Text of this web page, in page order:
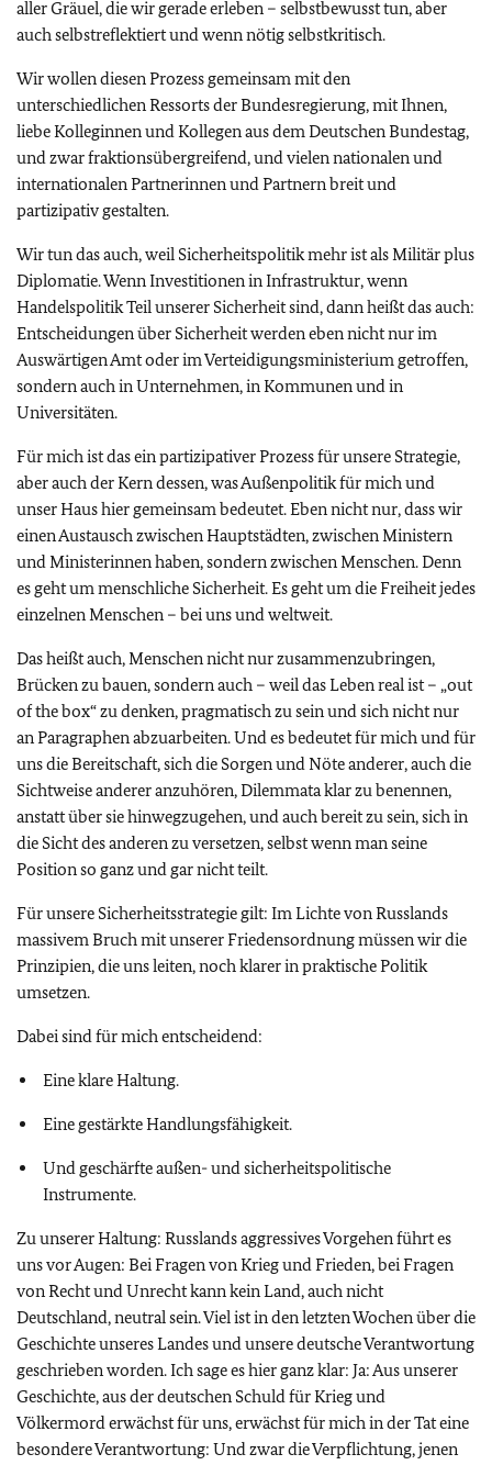
aller Gräuel, die wir gerade erleben – selbstbewusst tun, aber
auch selbstreflektiert und wenn nötig selbstkritisch.
Wir wollen diesen Prozess gemeinsam mit den
unterschiedlichen Ressorts der Bundesregierung, mit Ihnen,
liebe Kolleginnen und Kollegen aus dem Deutschen Bundestag,
und zwar fraktionsübergreifend, und vielen nationalen und
internationalen Partnerinnen und Partnern breit und
partizipativ gestalten.
Wir tun das auch, weil Sicherheitspolitik mehr ist als Militär plus
Diplomatie. Wenn Investitionen in Infrastruktur, wenn
Handelspolitik Teil unserer Sicherheit sind, dann heißt das auch:
Entscheidungen über Sicherheit werden eben nicht nur im
Auswärtigen Amt oder im Verteidigungsministerium getroffen,
sondern auch in Unternehmen, in Kommunen und in
Universitäten.
Für mich ist das ein partizipativer Prozess für unsere Strategie,
aber auch der Kern dessen, was Außenpolitik für mich und
unser Haus hier gemeinsam bedeutet. Eben nicht nur, dass wir
einen Austausch zwischen Hauptstädten, zwischen Ministern
und Ministerinnen haben, sondern zwischen Menschen. Denn
es geht um menschliche Sicherheit. Es geht um die Freiheit jedes
einzelnen Menschen – bei uns und weltweit.
Das heißt auch, Menschen nicht nur zusammenzubringen,
Brücken zu bauen, sondern auch – weil das Leben real ist – „out
of the box“ zu denken, pragmatisch zu sein und sich nicht nur
an Paragraphen abzuarbeiten. Und es bedeutet für mich und für
uns die Bereitschaft, sich die Sorgen und Nöte anderer, auch die
Sichtweise anderer anzuhören, Dilemmata klar zu benennen,
anstatt über sie hinwegzugehen, und auch bereit zu sein, sich in
die Sicht des anderen zu versetzen, selbst wenn man seine
Position so ganz und gar nicht teilt.
Für unsere Sicherheitsstrategie gilt: Im Lichte von Russlands
massivem Bruch mit unserer Friedensordnung müssen wir die
Prinzipien, die uns leiten, noch klarer in praktische Politik
umsetzen.
Dabei sind für mich entscheidend:
Eine klare Haltung.
Eine gestärkte Handlungsfähigkeit.
Und geschärfte außen- und sicherheitspolitische
Instrumente.
Zu unserer Haltung: Russlands aggressives Vorgehen führt es
uns vor Augen: Bei Fragen von Krieg und Frieden, bei Fragen
von Recht und Unrecht kann kein Land, auch nicht
Deutschland, neutral sein. Viel ist in den letzten Wochen über die
Geschichte unseres Landes und unsere deutsche Verantwortung
geschrieben worden. Ich sage es hier ganz klar: Ja: Aus unserer
Geschichte, aus der deutschen Schuld für Krieg und
Völkermord erwächst für uns, erwächst für mich in der Tat eine
besondere Verantwortung: Und zwar die Verpflichtung, jenen